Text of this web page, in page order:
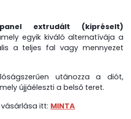
extrudált (kipréselt)
egyik kiváló alternatívája a
a teljes fal vagy mennyezet
utánozza a diót,
újjáéleszti a belső teret.
itt: MINTA